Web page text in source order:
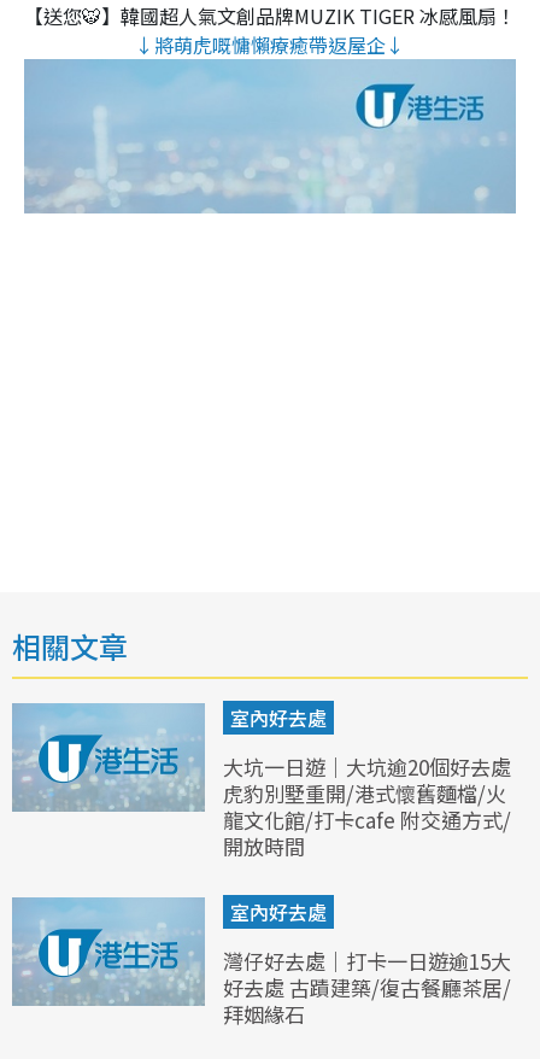
【送您🐯】韓國超人氣文創品牌MUZIK TIGER 冰感風扇！
↓將萌虎嘅慵懶療癒帶返屋企↓
相關文章
室內好去處
大坑一日遊｜大坑逾20個好去處
虎豹別墅重開/港式懷舊麵檔/火
龍文化館/打卡cafe 附交通方式/
開放時間
室內好去處
灣仔好去處｜打卡一日遊逾15大
好去處 古蹟建築/復古餐廳茶居/
拜姻緣石